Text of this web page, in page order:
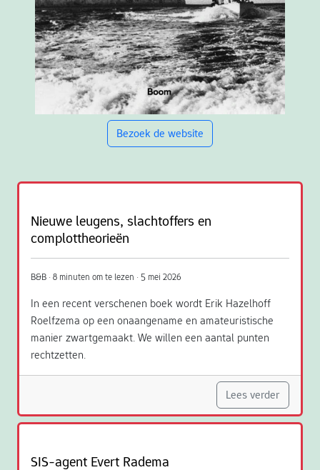
Bezoek de website
Nieuwe leugens, slachtoffers en
complottheorieën
B&B · 8 minuten om te lezen · 5 mei 2026
In een recent verschenen boek wordt Erik Hazelhoff
Roelfzema op een onaangename en amateuristische
manier zwartgemaakt. We willen een aantal punten
rechtzetten.
Lees verder
SIS-agent Evert Radema